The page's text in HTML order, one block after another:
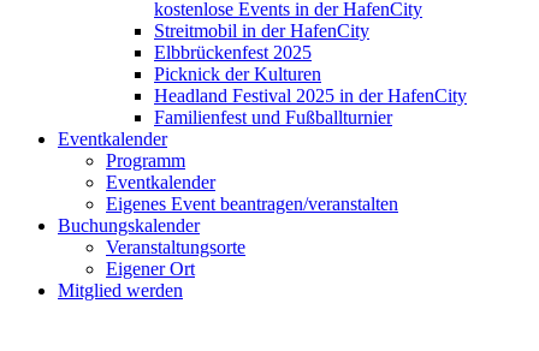
kostenlose Events in der HafenCity
Streitmobil in der HafenCity
Elbbrückenfest 2025
Picknick der Kulturen
Headland Festival 2025 in der HafenCity
Familienfest und Fußballturnier
Eventkalender
Programm
Eventkalender
Eigenes Event beantragen/veranstalten
Buchungskalender
Veranstaltungsorte
Eigener Ort
Mitglied werden